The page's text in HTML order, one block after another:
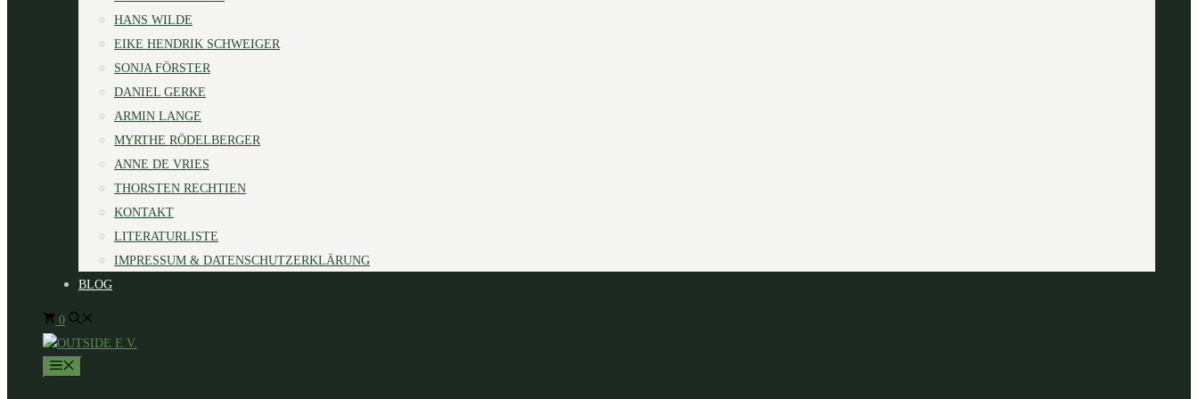
HANS WILDE
EIKE HENDRIK SCHWEIGER
SONJA FÖRSTER
DANIEL GERKE
ARMIN LANGE
MYRTHE RÖDELBERGER
ANNE DE VRIES
THORSTEN RECHTIEN
KONTAKT
LITERATURLISTE
IMPRESSUM & DATENSCHUTZERKLÄRUNG
BLOG
0